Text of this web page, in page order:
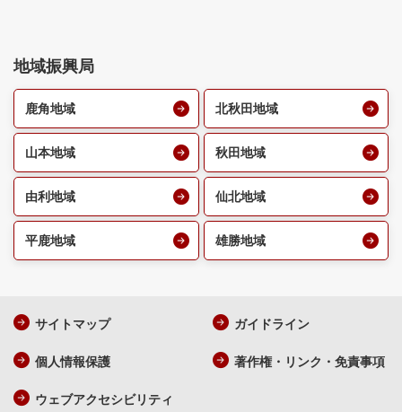
地域振興局
鹿角地域 北秋田地域
山本地域 秋田地域
由利地域 仙北地域
平鹿地域 雄勝地域
サイトマップ ガイドライン
個人情報保護 著作権・リンク・免責事項
ウェブアクセシビリティ